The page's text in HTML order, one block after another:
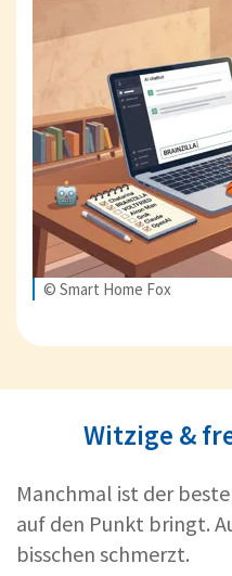
© Smart Home Fox
Witzige &
Manchmal ist der
auf den Punkt bringt.
bisschen schmerzt.